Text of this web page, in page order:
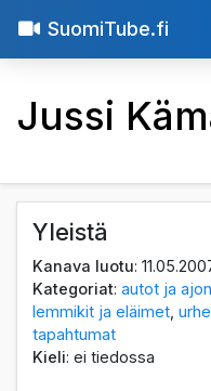
SuomiTube.fi
Jussi
Yleistä
Kanava luotu:
Kategoriat:autot ja
lemmikit ja eläimet ,
tapahtumat
Kieli: ei tiedossa